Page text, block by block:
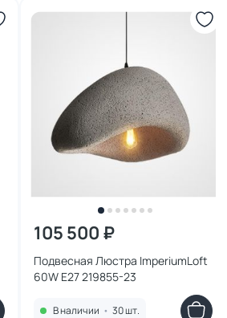
105 500 ₽
Подвесная Люстра ImperiumLoft
60W E27 219855-23
В наличии • 30 шт.